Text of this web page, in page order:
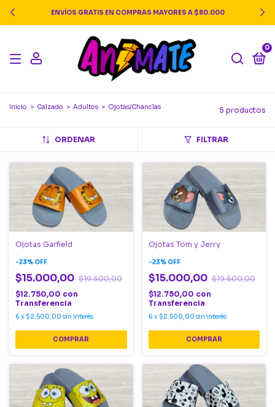
ENVÍOS GRATIS EN COMPRAS MAYORES A $80.000
0
Inicio > Calzado > Adultos > Ojotas/Chanclas 5 productos
ORDENAR FILTRAR
Ojotas Garfield
-23% OFF
$15.000,00 $19.500,00
$12.750,00 con
Transferencia
6 x $2.500,00 sin interés
COMPRAR
Ojotas Tom y Jerry
-23% OFF
$15.000,00 $19.500,00
$12.750,00 con
Transferencia
6 x $2.500,00 sin interés
COMPRAR